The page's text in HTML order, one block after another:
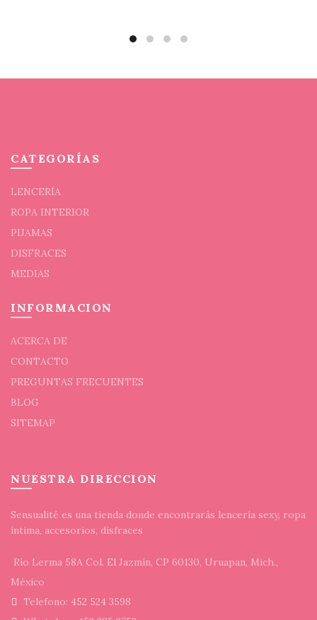
producto
CATEGORÍAS
LENCERÍA
ROPA INTERIOR
PIJAMAS
DISFRACES
MEDIAS
INFORMACION
ACERCA DE
CONTACTO
PREGUNTAS FRECUENTES
BLOG
SITEMAP
NUESTRA DIRECCION
Sensualité es una tienda donde encontrarás lencería sexy, ropa
íntima, accesorios, disfraces
Río Lerma 58A Col. El Jazmín, CP 60130, Uruapan, Mich.,
México
Telefono: 452 524 3598